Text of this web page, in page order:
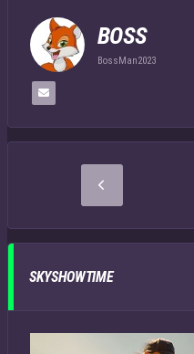
BOSS
BossMan2023
SKYSHOWTIME